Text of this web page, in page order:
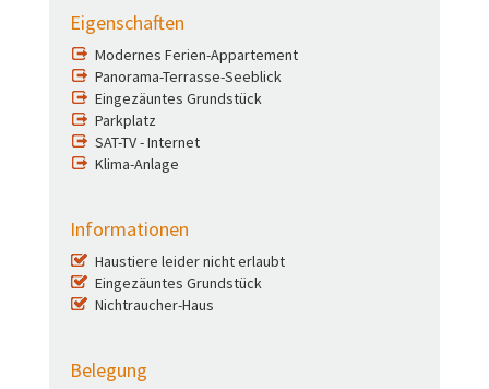
Eigenschaften
Modernes Ferien-Appartement
Panorama-Terrasse-Seeblick
Eingezäuntes Grundstück
Parkplatz
SAT-TV - Internet
Klima-Anlage
Informationen
Haustiere leider nicht erlaubt
Eingezäuntes Grundstück
Nichtraucher-Haus
Belegung